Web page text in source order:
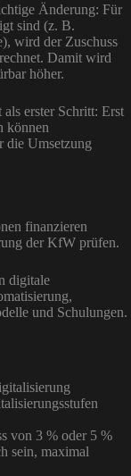
Änderung: Für
sind (z. B.
wird der Zuschuss
Damit wird
höher.
erster Schritt: Erst
können
die Umsetzung
finanzieren
der KfW prüfen.
digitale
und Schulungen.
von 3 % oder 5 %
sein, maximal